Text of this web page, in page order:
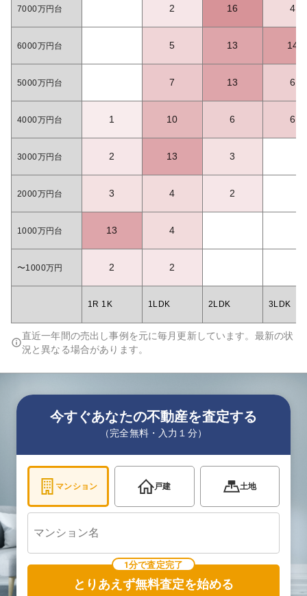
7000万円台 2 16 4
6000万円台 5 13 14
5000万円台 7 13 6
4000万円台 1 10 6 6
3000万円台 2 13 3
2000万円台 3 4 2
1000万円台 13 4
〜1000万円 2 2
1R 1K 1LDK 2LDK 3LDK
直近一年間の売出し事例を元に毎月更新しています。最新の状
況と異なる場合があります。
今すぐあなたの不動産を査定する
（完全無料・入力１分）
マンション 戸建 土地
1分で査定完了
とりあえず無料査定を始める